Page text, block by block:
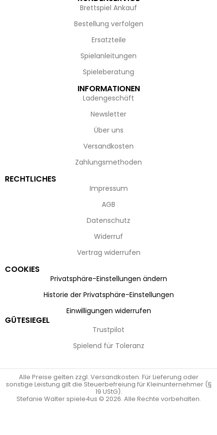
Brettspiel Ankauf
Bestellung verfolgen
Ersatzteile
Spielanleitungen
Spieleberatung
INFORMATIONEN
Ladengeschäft
Newsletter
Über uns
Versandkosten
Zahlungsmethoden
RECHTLICHES
Impressum
AGB
Datenschutz
Widerruf
Vertrag widerrufen
COOKIES
Privatsphäre-Einstellungen ändern
Historie der Privatsphäre-Einstellungen
Einwilligungen widerrufen
GÜTESIEGEL
Trustpilot
Spielend für Toleranz
Alle Preise gelten zzgl. Versandkosten. Für Lieferung oder
sonstige Leistung gilt die Steuerbefreiung für Kleinunternehmer (§
19 UStG).
Stefanie Walter spiele4us © 2026. Alle Rechte vorbehalten.